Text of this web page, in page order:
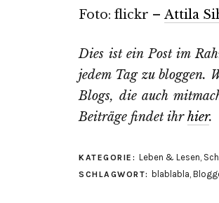
Foto: flickr – Attila
Dies ist ein Post im
jedem Tag zu bloggen.
Blogs, die auch
Beiträge findet ihrhier.
KATEGORIE: Leben & Lesen,
SCHLAGWORT: blablabla,